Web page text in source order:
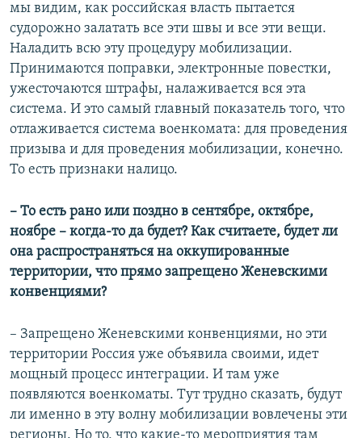
мы видим, как российская власть пытается
судорожно залатать все эти швы и все эти вещи.
Наладить всю эту процедуру мобилизации.
Принимаются поправки, электронные повестки,
ужесточаются штрафы, налаживается вся эта
система. И это самый главный показатель того, что
отлаживается система военкомата: для проведения
призыва и для проведения мобилизации, конечно.
То есть признаки налицо.
– То есть рано или поздно в сентябре, октябре,
ноябре – когда-то да будет? Как считаете, будет ли
она распространяться на оккупированные
территории, что прямо запрещено Женевскими
конвенциями?
– Запрещено Женевскими конвенциями, но эти
территории Россия уже объявила своими, идет
мощный процесс интеграции. И там уже
появляются военкоматы. Тут трудно сказать, будут
ли именно в эту волну мобилизации вовлечены эти